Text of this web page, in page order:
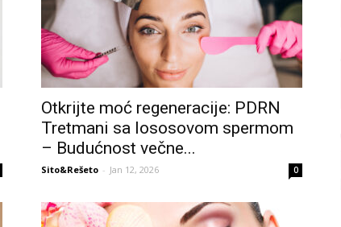
Otkrijte moć regeneracije: PDRN
Tretmani sa lososovom spermom
– Budućnost večne...
Sito&Rešeto - Jan 12, 2026 0